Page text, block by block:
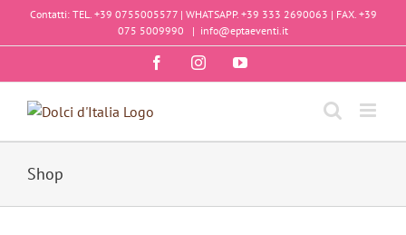
SaltaContatti: TEL. +39 0755005577 | WHATSAPP. +39 333 2690063 | FAX. +39
075 5009990
| info@eptaeventi.it
FacebookInstagramYouTube
Shop